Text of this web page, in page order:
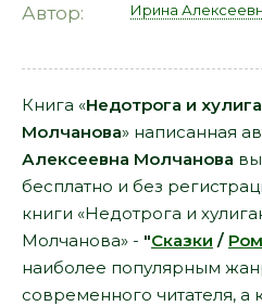
Автор: Ирина
Книга «Недотрога и
Молчанова» написанная
Алексеевна Молчанова
бесплатно и без
книги «Недотрога и
Молчанова» - "Сказки /
наиболее популярным
современного читателя, а